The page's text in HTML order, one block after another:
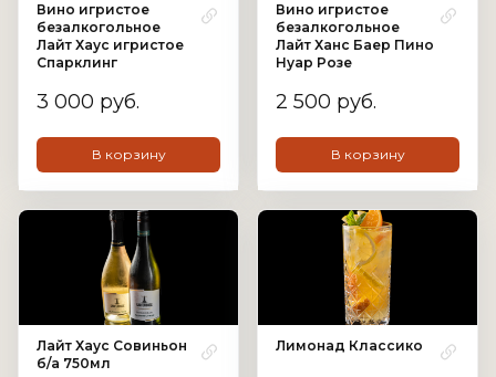
Вино игристое
безалкогольное
Лайт Хаус игристое
Спарклинг
3 000 руб.
В корзину
Вино игристое
безалкогольное
Лайт Ханс Баер Пино
Нуар Розе
2 500 руб.
В корзину
Лайт Хаус Совиньон
б/а 750мл
Лимонад Классико